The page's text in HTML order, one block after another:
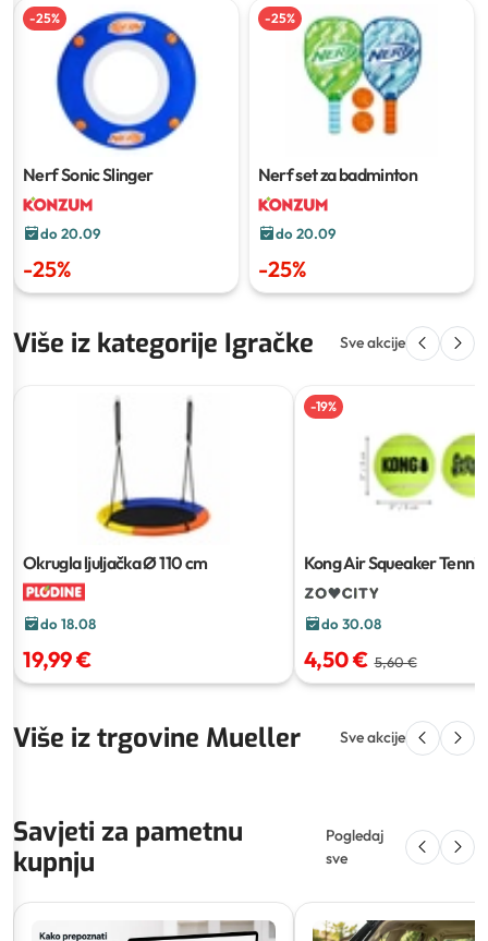
-25%
Nerf Sonic Slinger
do 20.09
-25%
-25%
Nerf set za badminton
do 20.09
-25%
Više iz kategorije Igračke Sve akcije
Okrugla ljuljačkaØ 110 cm
do 18.08
19,99 €
-19%
Kong Air Squeaker
do 30.08
4,50 € 5,60 €
Više iz trgovine Mueller Sve akcije
Savjeti za pametnu
kupnju
Pogledaj
sve